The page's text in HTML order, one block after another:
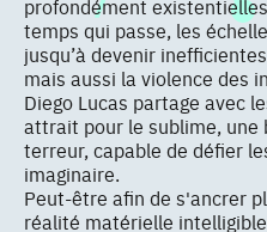
profondément
temps qui passe, les
jusqu’à devenir
mais aussi la violence des
Diego Lucas partage avec
attrait pour le sublime,
terreur, capable de défier
imaginaire.
Peut-être afin de s'ancrer
réalité matérielle